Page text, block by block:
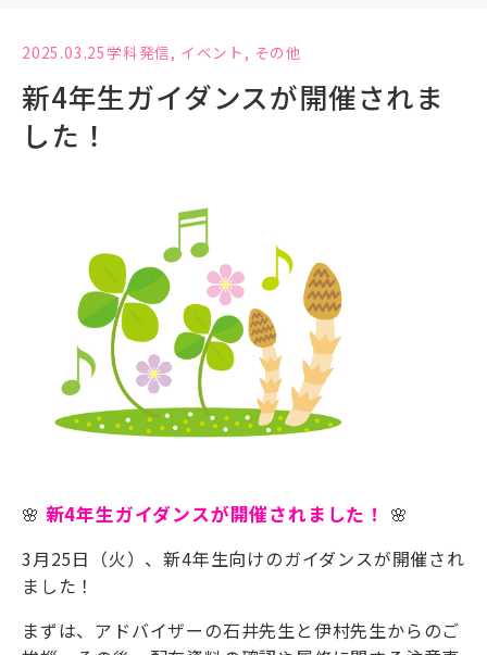
2025.03.25学科発信, イベント , その他
新4年生ガイダンスが開催されま
した！
🌸 新4年生ガイダンスが開催されました！ 🌸
3月25日（火）、新4年生向けのガイダンスが開催され
ました！
まずは、アドバイザーの石井先生と伊村先生からのご